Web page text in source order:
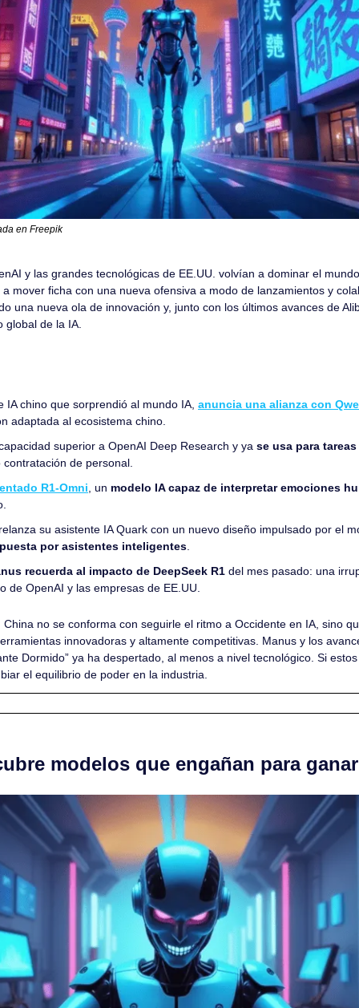
en Freepik
y las grandes tecnológicas de EE.UU. volvían a dominar el
mover ficha con una nueva ofensiva a modo de lanzamientos y
una nueva ola de innovación y, junto con los últimos avances de
global de la IA.
IA chino que sorprendió al mundo IA, anuncia una alianza con
adaptada al ecosistema chino.
superior a OpenAI Deep Research y ya se usa para
contratación de personal.
R1-Omni, un modelo IA capaz de interpretar emociones
por asistentes inteligentes.
recuerda al impacto de DeepSeek R1 del mes pasado: una
de OpenAI y las empresas de EE.UU.
China no se conforma con seguirle el ritmo a Occidente en IA, sino
innovadoras y altamente competitivas. Manus y los
Dormido” ya ha despertado, al menos a nivel tecnológico. Si
el equilibrio de poder en la industria.
modelos que engañan para ganar